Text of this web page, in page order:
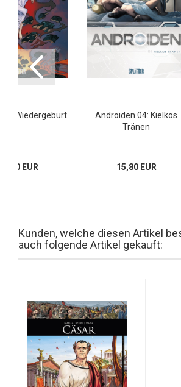
Wiedergeburt
EUR
Androiden 04: Kielkos
Tränen
15,80 EUR
Kunden, welche diesen Artikel
auch folgende Artikel gekauft: